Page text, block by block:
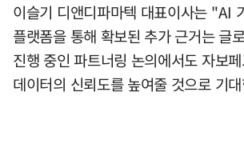
이슬기 디앤디파마텍 대표이사는 "AI
플랫폼을 통해 확보된 추가 근거는 글
진행 중인 파트너링 논의에서도 자보
데이터의 신뢰도를 높여줄 것으로 기